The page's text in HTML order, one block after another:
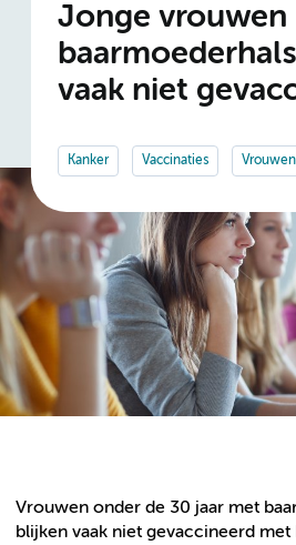
Jonge vrouwen
vaak niet
Kanker Vaccinaties Vrouwen
Vrouwen onder de 30 jaar met
blijken vaak niet gevaccineerd